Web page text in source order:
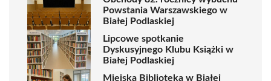
Powstania Warszawskiego w
Białej Podlaskiej
Lipcowe spotkanie
Dyskusyjnego Klubu Książki w
Białej Podlaskiej
Miejska Biblioteka w Białej